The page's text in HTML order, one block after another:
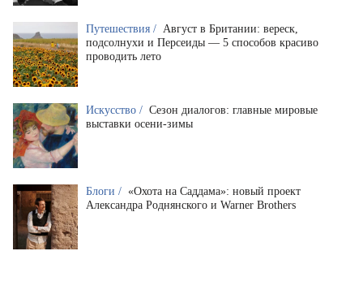
Путешествия / Август в Британии: вереск,
подсолнухи и Персеиды — 5 способов красиво
проводить лето
Искусство / Сезон диалогов: главные мировые
выставки осени-зимы
Блоги / «Охота на Саддама»: новый проект
Александра Роднянского и Warner Brothers